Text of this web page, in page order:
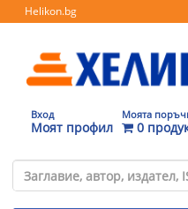
Helikon.bg
Вход
Моят профил
Моята
0